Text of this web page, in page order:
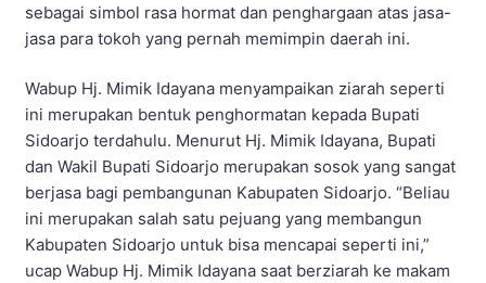
sebagai simbol rasa hormat dan penghargaan atas jasa-
jasa para tokoh yang pernah memimpin daerah ini.
Wabup Hj. Mimik Idayana menyampaikan ziarah seperti
ini merupakan bentuk penghormatan kepada Bupati
Sidoarjo terdahulu. Menurut Hj. Mimik Idayana, Bupati
dan Wakil Bupati Sidoarjo merupakan sosok yang sangat
berjasa bagi pembangunan Kabupaten Sidoarjo. “Beliau
ini merupakan salah satu pejuang yang membangun
Kabupaten Sidoarjo untuk bisa mencapai seperti ini,”
ucap Wabup Hj. Mimik Idayana saat berziarah ke makam